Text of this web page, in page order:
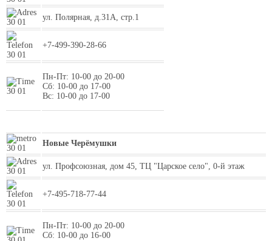
ул. Полярная, д.31А, стр.1
+7-499-390-28-66
Пн-Пт: 10-00 до 20-00
Сб: 10-00 до 17-00
Вс: 10-00 до 17-00
Новые Черёмушки
ул. Профсоюзная, дом 45, ТЦ "Царское село", 0-й этаж
+7-495-718-77-44
Пн-Пт: 10-00 до 20-00
Сб: 10-00 до 16-00